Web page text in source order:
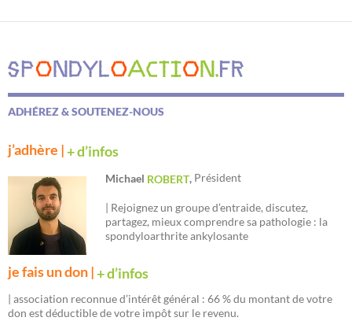
ADHÉREZ & SOUTENEZ-NOUS
j’adhère |+ d’infos
Michael ROBERT, Président
| Rejoignez un groupe d’entraide, discutez,
partagez, mieux comprendre sa pathologie : la
spondyloarthrite ankylosante
je fais un don |+ d’infos
| association reconnue d’intérêt général : 66 % du montant de votre
don est déductible de votre impôt sur le revenu.